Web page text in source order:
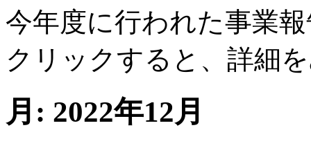
今年度に行われた事業
クリックすると、詳細
月: 2022年12月